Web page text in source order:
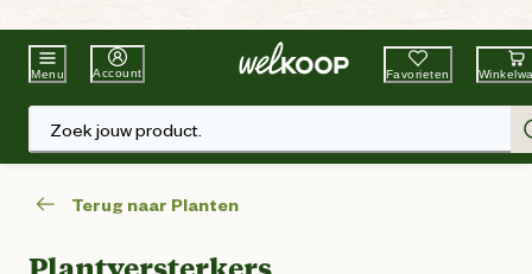
Beste WinkelketenTuin & Dier
Menu Account Favorieten
Zoek jouw product.
Terug naar Planten